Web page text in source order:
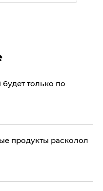
только по
продукты расколол